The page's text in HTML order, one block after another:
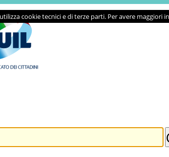
cookie tecnici e di terze parti. Per avere maggiori